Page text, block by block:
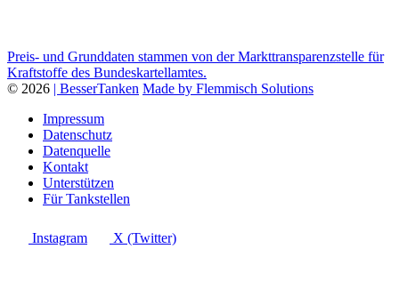
Preis- und Grunddaten stammen von der Markttransparenzstelle für
Kraftstoffe des Bundeskartellamtes.
© 2026 | BesserTanken Made by Flemmisch Solutions
Impressum
Datenschutz
Datenquelle
Kontakt
Unterstützen
Für Tankstellen
Instagram X (Twitter)